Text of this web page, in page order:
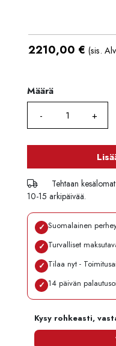
2210,00 € (sis.
Määrä
Määrä
Tehtaan
10-15 arkipäivää.
✓ Suomalainen
✓ Turvalliset
✓ Tilaa nyt -
✓ 14 päivän
Kysy rohkeasti,